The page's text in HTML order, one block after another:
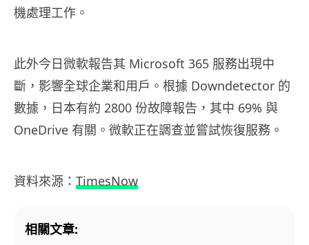
機處理工作。
此外今日微軟報告其 Microsoft 365 服務出現中
斷，影響全球企業和用戶。根據 Downdetector 的
數據，日本有約 2800 份故障報告，其中 69% 與
OneDrive 有關。微軟正在調查並嘗試恢復服務。
資料來源： TimesNow
相關文章: